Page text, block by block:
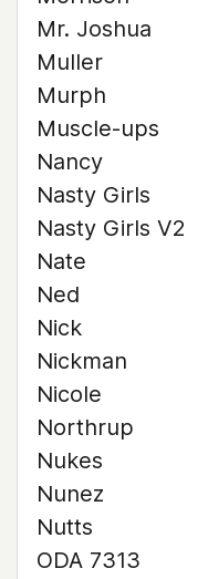
Mr. Joshua
Muller
Murph
Muscle-ups
Nancy
Nasty Girls
Nasty Girls V2
Nate
Ned
Nick
Nickman
Nicole
Northrup
Nukes
Nunez
Nutts
ODA 7313